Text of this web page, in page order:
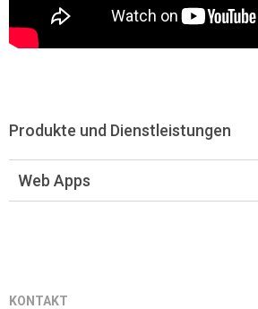
Produkte und Dienstleistungen
Web Apps
KONTAKT